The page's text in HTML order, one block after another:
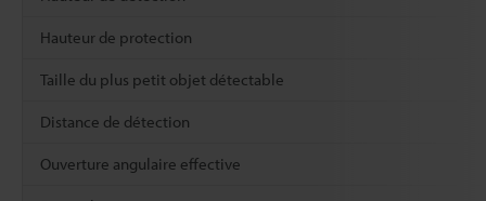
Hauteur de protection
Taille du plus petit objet détectable
Distance de détection
Ouverture angulaire effective